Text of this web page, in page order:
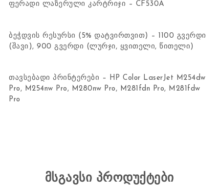
ფერადი ლაზერული კარტრიჯი – CF530A
ბეჭდვის რესურსი (5% დატვირთვით) – 1100 გვერდი
(შავი), 900 გვერდი (ლურჯი, ყვითელი, წითელი)
თავსებადი პრინტერები – HP Color LaserJet M254dw
Pro, M254nw Pro, M280nw Pro, M281fdn Pro, M281fdw
Pro
მსგავსი პროდუქტები